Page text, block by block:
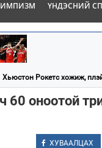
ҮНДЭСНИЙ
Хьюстон Рокетс хожиж,
60 оноотой
ХУВААЛЦАХ